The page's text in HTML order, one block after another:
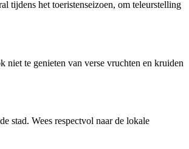
tijdens het toeristenseizoen, om teleurstelling
niet te genieten van verse vruchten en kruiden
stad. Wees respectvol naar de lokale